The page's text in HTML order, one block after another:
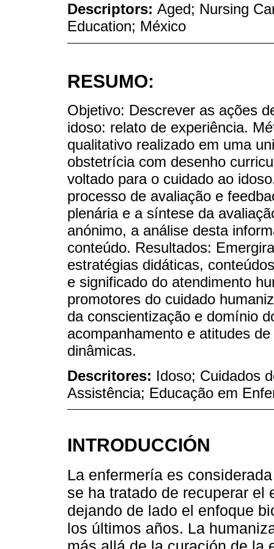
Descriptors: Aged; Nursing
Education; México
RESUMO:
Objetivo: Descrever as ações
idoso: relato de experiência.
qualitativo realizado em uma
obstetrícia com desenho
voltado para o cuidado ao
processo de avaliação e
plenária e a síntese da
anónimo, a análise desta
conteúdo. Resultados:
estratégias didáticas,
e significado do atendimento
promotores do cuidado
da conscientização e domínio
acompanhamento e atitudes
dinâmicas.
Descritores: Idoso; Cuidados
Assistência; Educação em
INTRODUCCIÓN
La enfermería es
se ha tratado de recuperar
dejando de lado el enfoque
los últimos años. La